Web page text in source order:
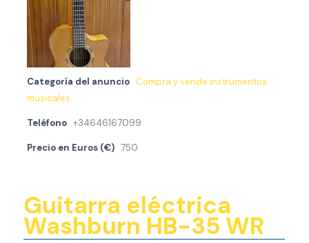
Categoría del anuncio Compra y vende instrumentos
musicales
Teléfono +34646167099
Precio en Euros (€) 750
Guitarra eléctrica
Washburn HB-35 WR